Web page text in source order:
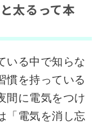
太るって本
いる中で知らな
慣を持っている
間に電気をつけ
「電気を消し忘